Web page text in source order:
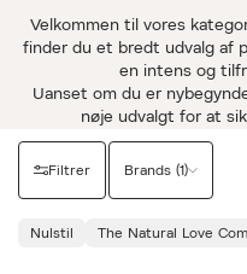
Velkommen til vores
finder du et bredt udvalg af
en intens og
Uanset om du er
nøje udvalgt for at
Filtrer Brands (1)
Nulstil The Natural Love